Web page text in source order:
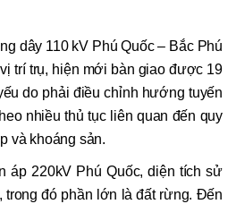
dây 110 kV Phú Quốc – Bắc Phú
trí trụ, hiện mới bàn giao được 19
do phải điều chỉnh hướng tuyến
nhiều thủ tục liên quan đến quy
và khoáng sản.
áp 220kV Phú Quốc, diện tích sử
trong đó phần lớn là đất rừng. Đến